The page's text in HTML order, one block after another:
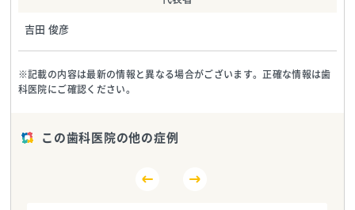
吉田 俊彦
※記載の内容は最新の情報と異なる場合がございます。正確な情報は歯
科医院にご確認ください。
この歯科医院の他の症例